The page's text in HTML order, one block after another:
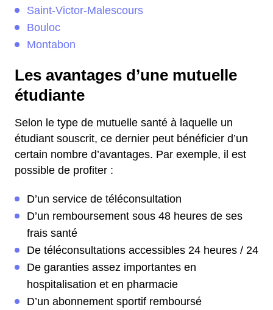
Saint-Victor-Malescours
Bouloc
Montabon
Les avantages d’une mutuelle
étudiante
Selon le type de mutuelle santé à laquelle un
étudiant souscrit, ce dernier peut bénéficier d’un
certain nombre d’avantages. Par exemple, il est
possible de profiter :
D’un service de téléconsultation
D’un remboursement sous 48 heures de ses
frais santé
De téléconsultations accessibles 24 heures / 24
De garanties assez importantes en
hospitalisation et en pharmacie
D’un abonnement sportif remboursé